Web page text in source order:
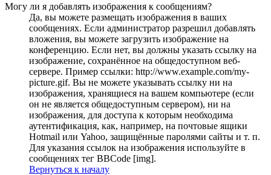
Могу ли я добавлять изображения к сообщениям?
Да, вы можете размещать изображения в ваших
сообщениях. Если администратор разрешил добавлять
вложения, вы можете загрузить изображение на
конференцию. Если нет, вы должны указать ссылку на
изображение, сохранённое на общедоступном веб-
сервере. Пример ссылки: http://www.example.com/my-
picture.gif. Вы не можете указывать ссылку ни на
изображения, хранящиеся на вашем компьютере (если
он не является общедоступным сервером), ни на
изображения, для доступа к которым необходима
аутентификация, как, например, на почтовые ящики
Hotmail или Yahoo, защищённые паролями сайты и т. п.
Для указания ссылок на изображения используйте в
сообщениях тег BBCode [img].
Вернуться к началу